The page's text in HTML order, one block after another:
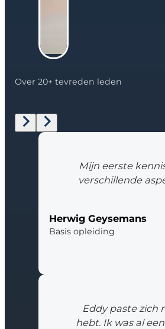
Over 20+ tevreden leden
Mijn eerste
verschillende
Herwig Geysemans
Basis opleiding
Eddy paste zich
hebt. Ik was al